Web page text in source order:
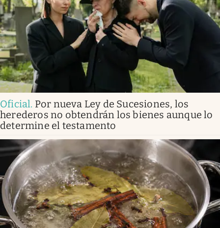
Oficial. Por nueva Ley de Sucesiones, los
herederos no obtendrán los bienes aunque lo
determine el testamento